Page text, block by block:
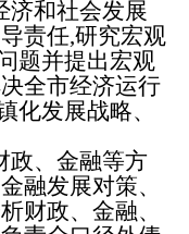
和社会发展
责任,研究宏观
题并提出宏观
全市经济运行
化发展战略、
、金融等方
融发展对策、
财政、金融、